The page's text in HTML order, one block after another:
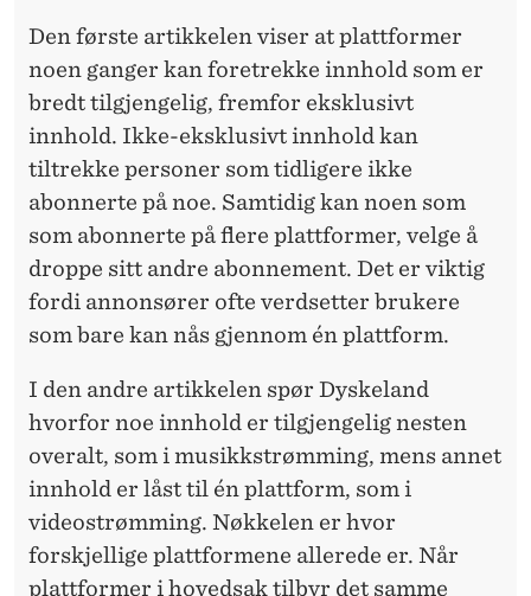
Den første artikkelen viser at plattformer
noen ganger kan foretrekke innhold som er
bredt tilgjengelig, fremfor eksklusivt
innhold. Ikke-eksklusivt innhold kan
tiltrekke personer som tidligere ikke
abonnerte på noe. Samtidig kan noen som
som abonnerte på flere plattformer, velge å
droppe sitt andre abonnement. Det er viktig
fordi annonsører ofte verdsetter brukere
som bare kan nås gjennom én plattform.
I den andre artikkelen spør Dyskeland
hvorfor noe innhold er tilgjengelig nesten
overalt, som i musikkstrømming, mens annet
innhold er låst til én plattform, som i
videostrømming. Nøkkelen er hvor
forskjellige plattformene allerede er. Når
plattformer i hovedsak tilbyr det samme